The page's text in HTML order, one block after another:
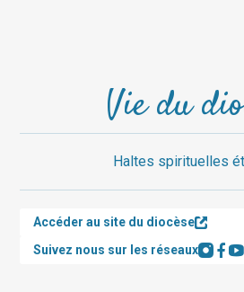
Vie du
Haltes spirituelles
Accéder au site du diocèse
Suivez nous sur les réseaux